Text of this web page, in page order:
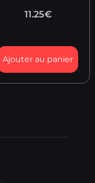
11.25€
Ajouter au panier